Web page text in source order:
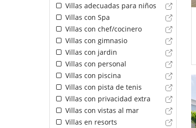
Villas adecuadas para niños
Villas con Spa
Villas con chef/cocinero
Villas con gimnasio
Villas con jardin
Villas con personal
Villas con piscina
Villas con pista de tenis
Villas con privacidad extra
Villas con vistas al mar
Villas en resorts